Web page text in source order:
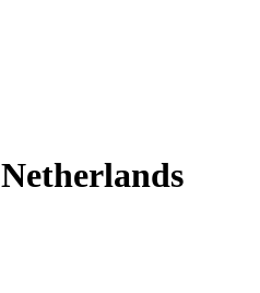
Netherlands